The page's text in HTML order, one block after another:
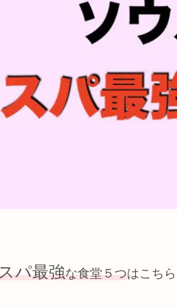
パ最強な食堂５つはこち